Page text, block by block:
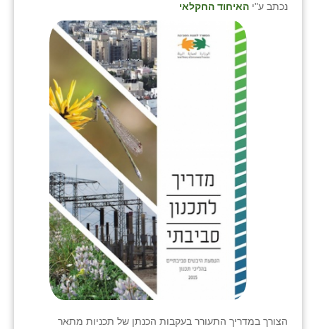
נכתב ע"י האיחוד החקלאי
הצורך במדריך התעורר בעקבות הכנתן של תכניות מתאר